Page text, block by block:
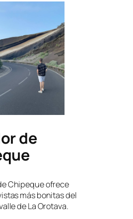
de
Chipeque ofrece
más bonitas del
de La Orotava.